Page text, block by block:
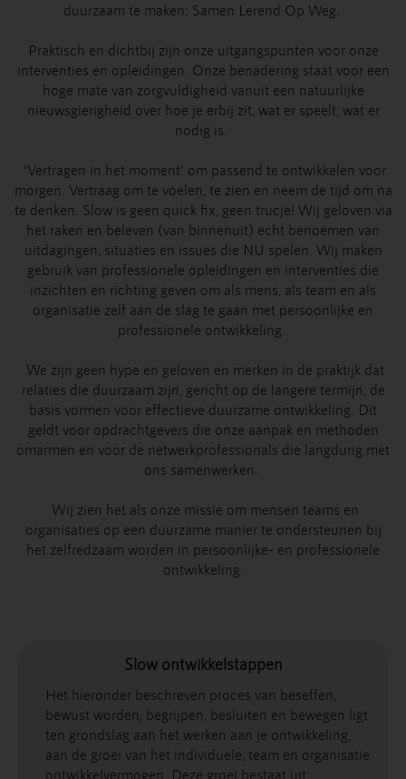
duurzaam te maken: Samen Lerend Op Weg.
Praktisch en dichtbij zijn onze uitgangspunten voor onze
interventies en opleidingen. Onze benadering staat voor een
hoge mate van zorgvuldigheid vanuit een natuurlijke
nieuwsgierigheid over hoe je erbij zit, wat er speelt, wat er
nodig is.
‘Vertragen in het moment’ om passend te ontwikkelen voor
morgen. Vertraag om te voelen, te zien en neem de tijd om na
te denken. Slow is geen quick fix, geen trucje! Wij geloven via
het raken en beleven (van binnenuit) echt benoemen van
uitdagingen, situaties en issues die NU spelen. Wij maken
gebruik van professionele opleidingen en interventies die
inzichten en richting geven om als mens, als team en als
organisatie zelf aan de slag te gaan met persoonlijke en
professionele ontwikkeling.
We zijn geen hype en geloven en merken in de praktijk dat
relaties die duurzaam zijn, gericht op de langere termijn, de
basis vormen voor effectieve duurzame ontwikkeling. Dit
geldt voor opdrachtgevers die onze aanpak en methoden
omarmen en voor de netwerkprofessionals die langdurig met
ons samenwerken.
Wij zien het als onze missie om mensen teams en
organisaties op een duurzame manier te ondersteunen bij
het zelfredzaam worden in persoonlijke- en professionele
ontwikkeling.
Slow ontwikkelstappen
Het hieronder beschreven proces van beseffen,
bewust worden, begrijpen, besluiten en bewegen ligt
ten grondslag aan het werken aan je ontwikkeling,
aan de groei van het individuele, team en organisatie
ontwikkelvermogen. Deze groei bestaat uit: